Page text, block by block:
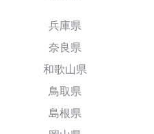
兵庫県
奈良県
和歌山県
鳥取県
島根県